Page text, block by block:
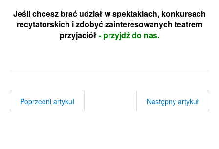
Jeśli chcesz brać udział w spektaklach, konkursach
recytatorskich i zdobyć zainteresowanych teatrem
przyjaciół- przyjdź do nas.
Poprzedni artykuł Następny artykuł